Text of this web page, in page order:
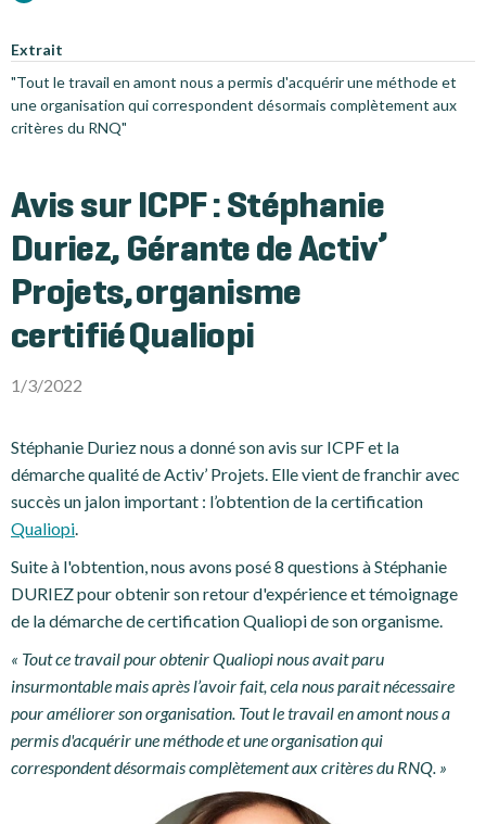
Avis sur ICPF : Stéphanie
Duriez, Gérante de Activ’
Projets, organisme
certifié Qualiopi
1/3/2022
Stéphanie Duriez nous a donné son avis sur ICPF et la
démarche qualité de Activ’ Projets. Elle vient de franchir avec
succès un jalon important : l’obtention de la certification
Qualiopi.
Suite à l'obtention, nous avons posé 8 questions à Stéphanie
DURIEZ pour obtenir son retour d'expérience et témoignage
de la démarche de certification Qualiopi de son organisme.
« Tout ce travail pour obtenir Qualiopi nous avait paru
insurmontable mais après l’avoir fait, cela nous parait nécessaire
pour améliorer son organisation. Tout le travail en amont nous a
permis d'acquérir une méthode et une organisation qui
correspondent désormais complètement aux critères du RNQ. »
Extrait
"Tout le travail en amont nous a permis d'acquérir une méthode et
une organisation qui correspondent désormais complètement aux
critères du RNQ"